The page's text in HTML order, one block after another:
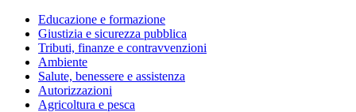
Educazione e formazione
Giustizia e sicurezza pubblica
Tributi, finanze e contravvenzioni
Ambiente
Salute, benessere e assistenza
Autorizzazioni
Agricoltura e pesca